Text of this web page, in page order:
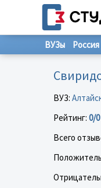
ВУЗы Россия
ВУЗ:
Рейтинг: 0/
Всего